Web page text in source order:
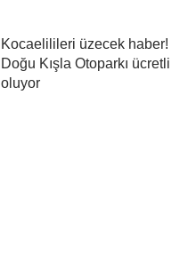
Kocaelilileri üzecek haber!
Doğu Kışla Otoparkı ücretli
oluyor